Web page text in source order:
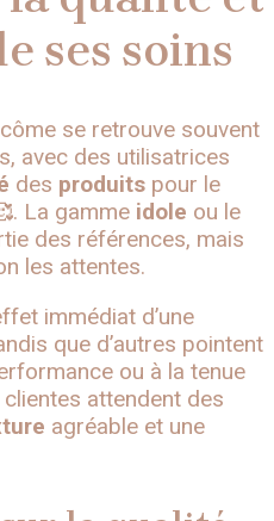
ses soins
se retrouve souvent
avec des utilisatrices
des produits pour le
La gamme idole ou le
des références, mais
les attentes.
immédiat d’une
que d’autres pointent
ou à la tenue
clientes attendent des
agréable et une